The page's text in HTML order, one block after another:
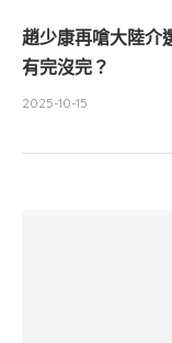
趙少康再嗆大陸
有完沒完？
2025-10-15